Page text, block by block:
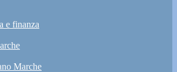
e finanza
Marche